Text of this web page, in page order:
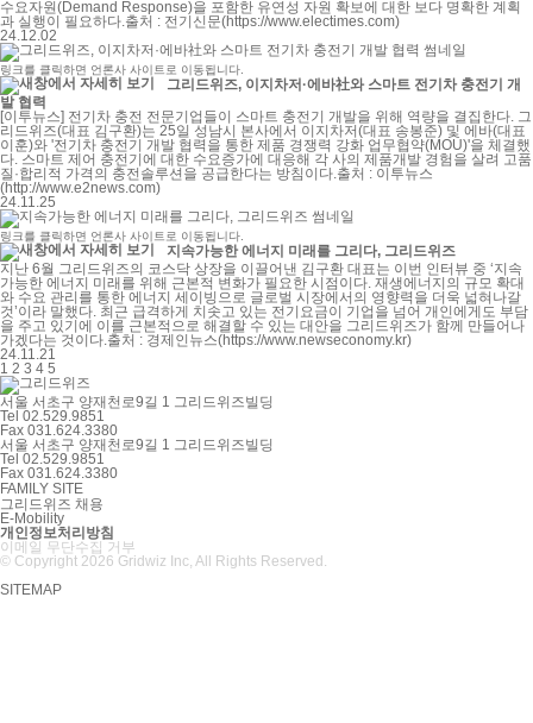
수요자원(Demand Response)을 포함한 유연성 자원 확보에 대한 보다 명확한 계획
과 실행이 필요하다.출처 : 전기신문(https://www.electimes.com)
24.12.02
링크를 클릭하면 언론사 사이트로 이동됩니다.
그리드위즈, 이지차저·에바社와 스마트 전기차 충전기 개
발 협력
[이투뉴스] 전기차 충전 전문기업들이 스마트 충전기 개발을 위해 역량을 결집한다. 그
리드위즈(대표 김구환)는 25일 성남시 본사에서 이지차저(대표 송봉준) 및 에바(대표
이훈)와 '전기차 충전기 개발 협력을 통한 제품 경쟁력 강화 업무협약(MOU)'을 체결했
다. 스마트 제어 충전기에 대한 수요증가에 대응해 각 사의 제품개발 경험을 살려 고품
질·합리적 가격의 충전솔루션을 공급한다는 방침이다.출처 : 이투뉴스
(http://www.e2news.com)
24.11.25
링크를 클릭하면 언론사 사이트로 이동됩니다.
지속가능한 에너지 미래를 그리다, 그리드위즈
지난 6월 그리드위즈의 코스닥 상장을 이끌어낸 김구환 대표는 이번 인터뷰 중 ‘지속
가능한 에너지 미래를 위해 근본적 변화가 필요한 시점이다. 재생에너지의 규모 확대
와 수요 관리를 통한 에너지 세이빙으로 글로벌 시장에서의 영향력을 더욱 넓혀나갈
것’이라 말했다. 최근 급격하게 치솟고 있는 전기요금이 기업을 넘어 개인에게도 부담
을 주고 있기에 이를 근본적으로 해결할 수 있는 대안을 그리드위즈가 함께 만들어나
가겠다는 것이다.출처 : 경제인뉴스(https://www.newseconomy.kr)
24.11.21
1 2 3 4 5
서울 서초구 양재천로9길 1 그리드위즈빌딩
Tel 02.529.9851
Fax 031.624.3380
서울 서초구 양재천로9길 1 그리드위즈빌딩
Tel 02.529.9851
Fax 031.624.3380
FAMILY SITE
그리드위즈 채용
E-Mobility
개인정보처리방침
이메일 무단수집 거부
© Copyright 2026 Gridwiz Inc, All Rights Reserved.
SITEMAP